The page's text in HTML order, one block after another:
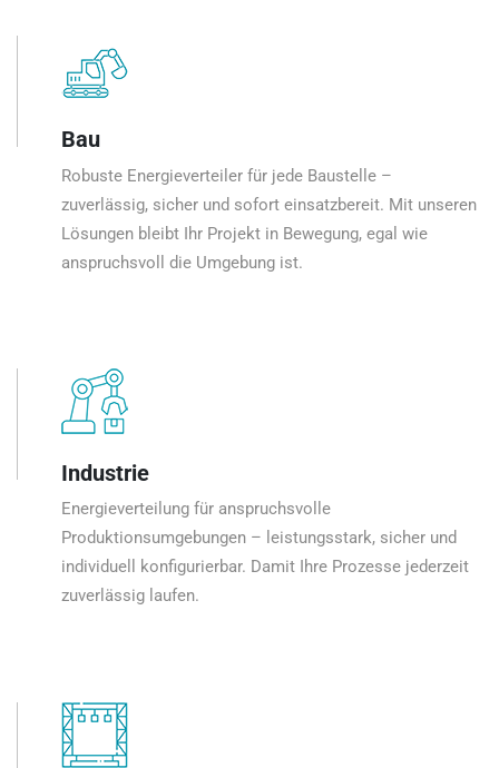
Bau
Robuste Energieverteiler für jede Baustelle –
zuverlässig, sicher und sofort einsatzbereit. Mit unseren
Lösungen bleibt Ihr Projekt in Bewegung, egal wie
anspruchsvoll die Umgebung ist.
Industrie
Energieverteilung für anspruchsvolle
Produktionsumgebungen – leistungsstark, sicher und
individuell konfigurierbar. Damit Ihre Prozesse jederzeit
zuverlässig laufen.